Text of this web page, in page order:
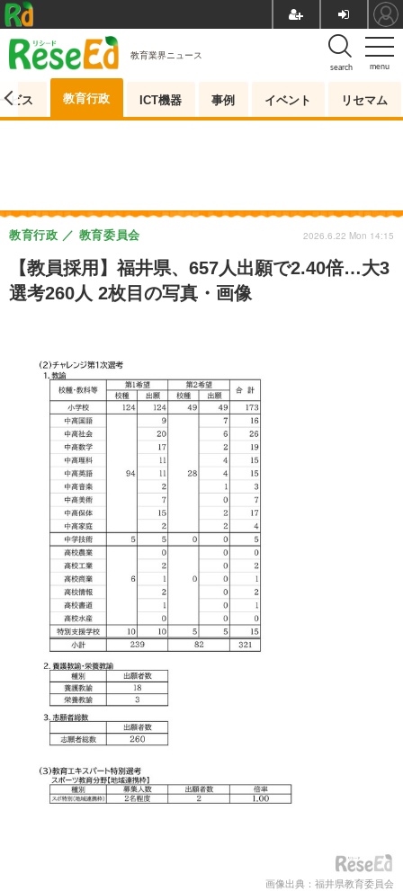
menu
search
教育業界ニュース
ビス 教育行政 ICT機器 事例 イベント リセマム
【教員採用】福井県、657人出願で2.40倍…大3
選考260人 2枚目の写真・画像
教育行政 教育委員会 2026.6.22 Mon 14:15
画像出典：福井県教育委員会